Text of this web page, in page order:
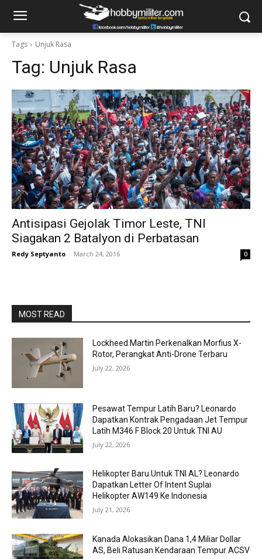
Tags Unjuk Rasa
Tag: Unjuk Rasa
Antisipasi Gejolak Timor Leste, TNI
Siagakan 2 Batalyon di Perbatasan
Redy Septyanto - March 24, 2016 0
MOST READ
Lockheed Martin Perkenalkan Morfius X-
Rotor, Perangkat Anti-Drone Terbaru
July 22, 2026
Pesawat Tempur Latih Baru? Leonardo
Dapatkan Kontrak Pengadaan Jet Tempur
Latih M346 F Block 20 Untuk TNI AU
July 22, 2026
Helikopter Baru Untuk TNI AL? Leonardo
Dapatkan Letter Of Intent Suplai
Helikopter AW149 Ke Indonesia
July 21, 2026
Kanada Alokasikan Dana 1,4 Miliar Dollar
AS, Beli Ratusan Kendaraan Tempur ACSV